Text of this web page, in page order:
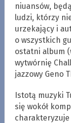
niuansów,
ludzi, którzy
urzekający i
o wszystkich
ostatni album
wytwórnię
jazzowy Geno
Istotą muzyki
się wokół